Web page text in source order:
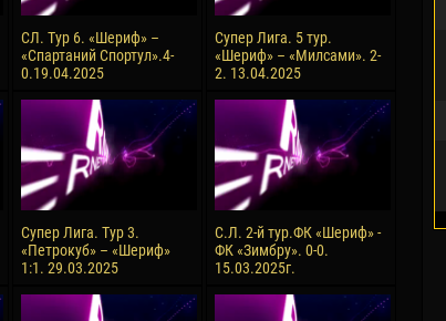
10 Июля
Бурама ФОМБА
15 Июля
СЛ. Тур 6. «Шериф» –
«Спартаний Спортул».4-
0.19.04.2025
Супер Лига. 5 тур.
«Шериф» – «Милсами». 2-
2. 13.04.2025
Супер Лига. Тур 3.
«Петрокуб» – «Шериф»
1:1. 29.03.2025
С.Л. 2-й тур.ФК «Шериф» -
ФК «Зимбру». 0-0.
15.03.2025г.